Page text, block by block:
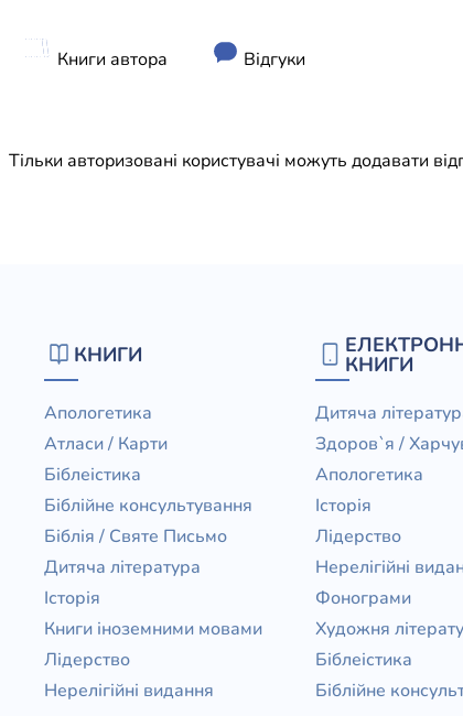
Книги автора Відгуки
Тільки авторизовані користувачі можуть додавати
КНИГИ
Апологетика
Атласи / Карти
Біблеістика
Біблійне консультування
Біблія / Святе Письмо
Дитяча література
Історія
Книги іноземними мовами
Лідерство
Нерелігійні видання
КНИГИ
Дитяча
Здоров`я /
Апологетика
Історія
Лідерство
Нерелігійні
Фонограми
Художня
Біблеістика
Біблійне